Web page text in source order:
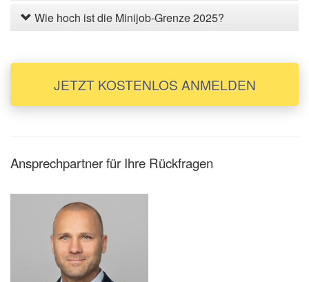
Wie hoch ist die Minijob-Grenze 2025?
JETZT KOSTENLOS ANMELDEN
Ansprechpartner für Ihre Rückfragen